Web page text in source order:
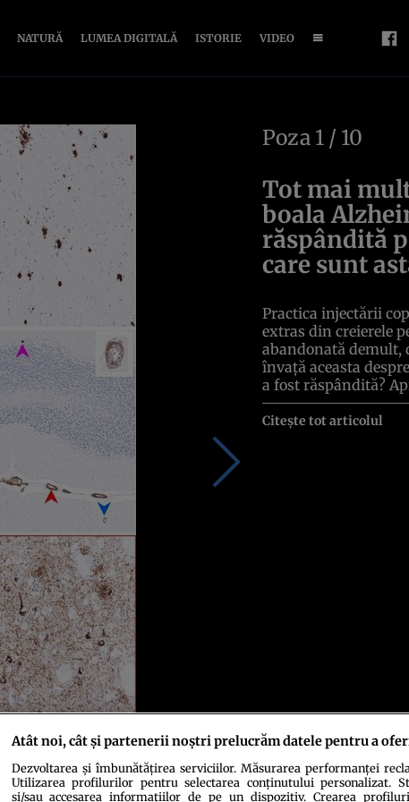
NATURĂ LUMEA DIGITALĂ ISTORIE VIDEO
Poza 1 / 10
Tot mai
boala
răspândită
care sunt
Practica injectării
extras din creierele
abandonată demult,
învață aceasta
a fost răspândită?
Citește tot articolul
Atât noi, cât și partenerii noștri prelucrăm datele pentru a
Dezvoltarea și îmbunătățirea serviciilor. Măsurarea performanței
Utilizarea profilurilor pentru selectarea conținutului personalizat.
și/sau accesarea informațiilor de pe un dispozitiv. Crearea